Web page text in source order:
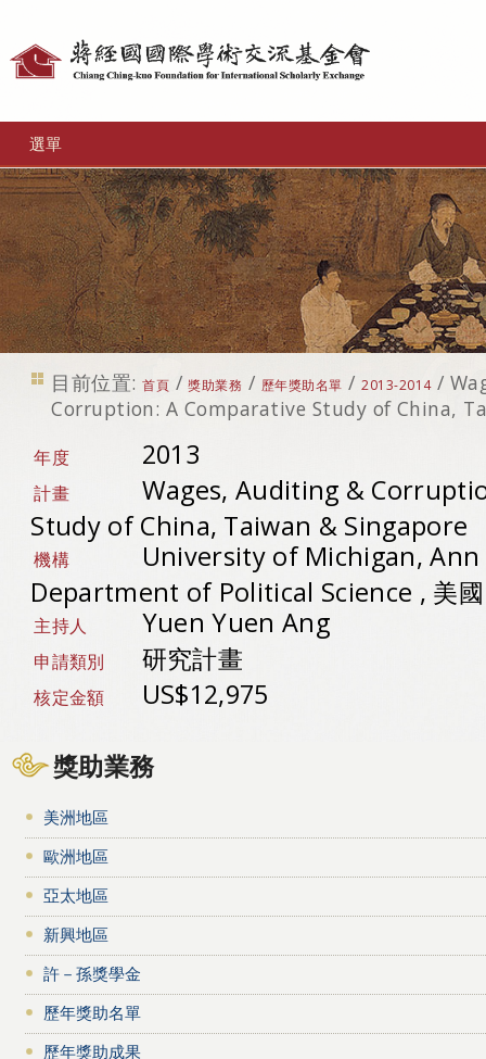
選單
目前位置: 首頁 /獎助業務 / 歷年獎助名單 /2013-2014 /
Corruption: A Comparative Study of China,
年度 2013
計畫
Wages, Auditing &
Study of China, Taiwan & Singapore
機構
University of Michigan,
Department of Political Science , 美國
主持人 Yuen Yuen Ang
申請類別 研究計畫
核定金額 US$12,975
獎助業務
美洲地區
歐洲地區
亞太地區
新興地區
許－孫獎學金
歷年獎助名單
歷年獎助成果